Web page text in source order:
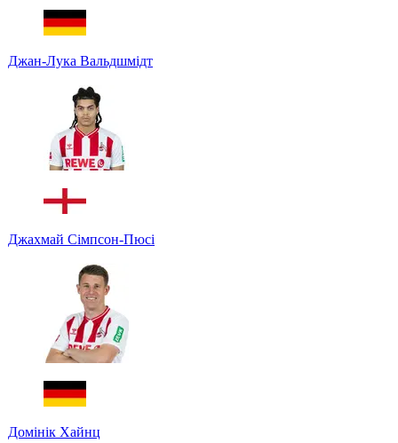
Джан-Лука Вальдшмідт
Джахмай Сімпсон-Пюсі
Домінік Хайнц